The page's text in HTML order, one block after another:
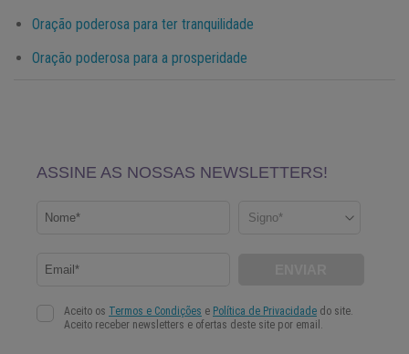
Oração poderosa para ter tranquilidade
Oração poderosa para a prosperidade